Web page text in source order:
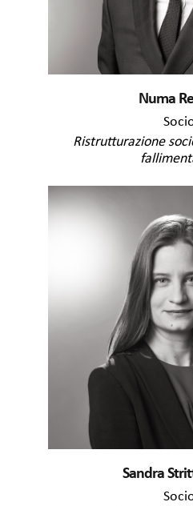
Numa
Ristrutturazione
Sandra